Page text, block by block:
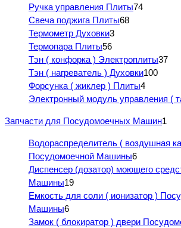
Ручка управления Плиты74
Свеча поджига Плиты68
Термометр Духовки3
Термопара Плиты56
Тэн ( конфорка ) Электроплиты37
Тэн ( нагреватель ) Духовки100
Форсунка ( жиклер ) Плиты4
Электронный модуль управления (
Запчасти для Посудомоечных Машин1
Водораспределитель ( воздушная
Посудомоечной Машины6
Диспенсер (дозатор) моющего
Машины19
Емкость для соли ( ионизатор )
Машины6
Замок ( блокиратор ) двери